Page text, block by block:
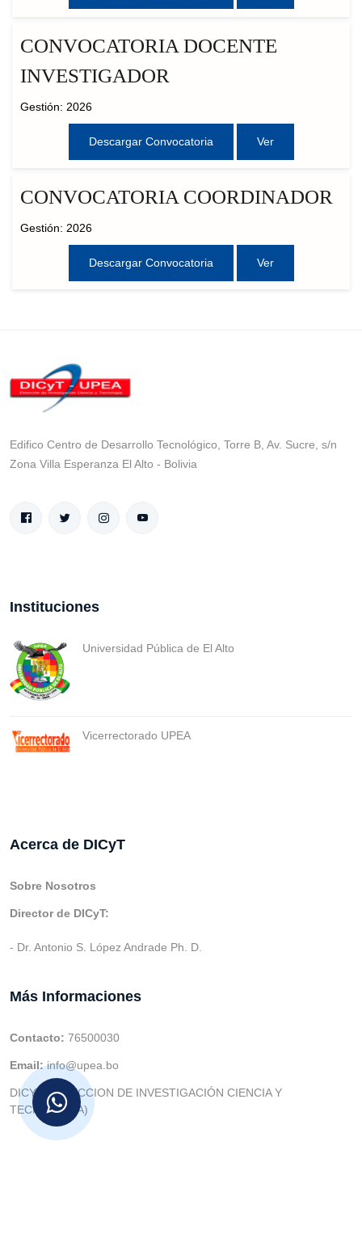
CONVOCATORIA DOCENTE
INVESTIGADOR
Gestión: 2026
Descargar Convocatoria Ver
CONVOCATORIA COORDINADOR
Gestión: 2026
Descargar Convocatoria Ver
Edifico Centro de Desarrollo Tecnológico, Torre B, Av. Sucre, s/n
Zona Villa Esperanza El Alto - Bolivia
Instituciones
Universidad Pública de El Alto
Vicerrectorado UPEA
Acerca de DICyT
Sobre Nosotros
Director de DICyT:
- Dr. Antonio S. López Andrade Ph. D.
Más Informaciones
Contacto: 76500030
Email:info@upea.bo
DICYT (DIRECCION DE INVESTIGACIÓN CIENCIA Y
TECNOLOGIA)